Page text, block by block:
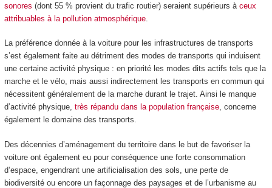
sonores (dont 55 % provient du trafic routier) seraient supérieurs à ceux
attribuables à la pollution atmosphérique.
La préférence donnée à la voiture pour les infrastructures de transports
s’est également faite au détriment des modes de transports qui induisent
une certaine activité physique : en priorité les modes dits actifs tels que la
marche et le vélo, mais aussi indirectement les transports en commun qui
nécessitent généralement de la marche durant le trajet. Ainsi le manque
d’activité physique, très répandu dans la population française, concerne
également le domaine des transports.
Des décennies d’aménagement du territoire dans le but de favoriser la
voiture ont également eu pour conséquence une forte consommation
d’espace, engendrant une artificialisation des sols, une perte de
biodiversité ou encore un façonnage des paysages et de l’urbanisme au